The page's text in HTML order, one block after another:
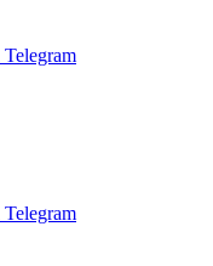
Telegram
Telegram